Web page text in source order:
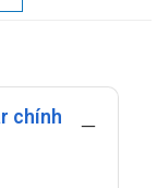
căn, ung thư
thư dương vật,
mầm ở buồng
chính